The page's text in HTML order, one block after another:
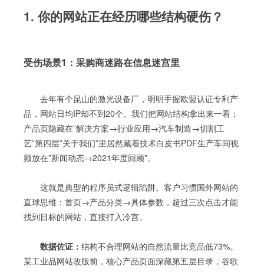
1. 你的网站正在经历哪些结构硬伤？
受伤场景1：采购商迷路在信息迷宫里
去年有个昆山的激光设备厂，明明手握欧盟认证专利产
品，网站日均IP却不到20个。我们把网站结构拿出来一看：
产品页隐藏在”解决方案→行业应用→汽车制造→切割工
艺”第四层”关于我们”里居然藏着技术白皮书PDF生产车间视
频放在”新闻动态→2021年度回顾”。
这就是典型的程序员式逻辑陷阱。客户习惯国外网站的
直球思维：首页→产品分类→具体参数，超过三次点击才能
找到目标的网站，直接打入冷宫。
数据佐证： 结构不合理网站的自然流量比竞品低73%。
某工业品网站改版前，核心产品页面深藏第五层目录，谷歌